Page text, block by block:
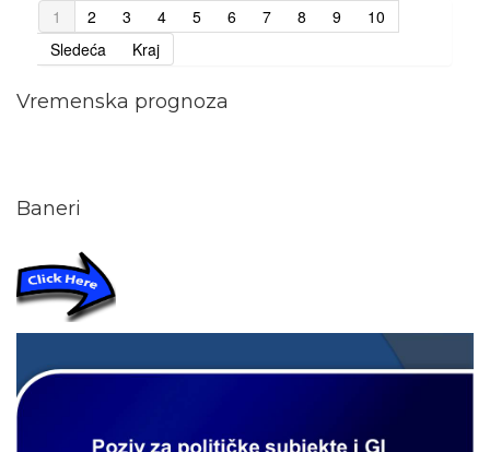
1 2 3 4 5 6 7 8 9
10
Sledeća
Kraj
Vremenska prognoza
Baneri